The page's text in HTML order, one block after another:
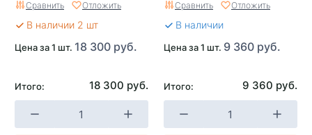
Сравнить Отложить
В наличии 2 шт
Цена за 1 шт. 18 300 руб.
Итого: 18 300 руб.
Сравнить Отложить
В наличии
Цена за 1 шт. 9 360 руб.
Итого: 9 360 руб.